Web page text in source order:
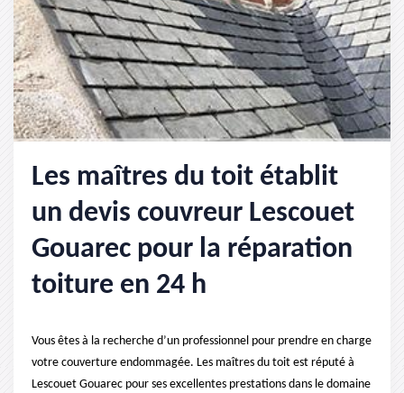
Les maîtres du toit établit
un devis couvreur Lescouet
Gouarec pour la réparation
toiture en 24 h
Vous êtes à la recherche d’un professionnel pour prendre en charge
votre couverture endommagée. Les maîtres du toit est réputé à
Lescouet Gouarec pour ses excellentes prestations dans le domaine